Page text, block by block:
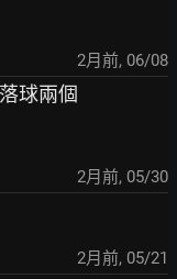
2月前, 06/08
球兩個
2月前, 05/30
2月前, 05/21